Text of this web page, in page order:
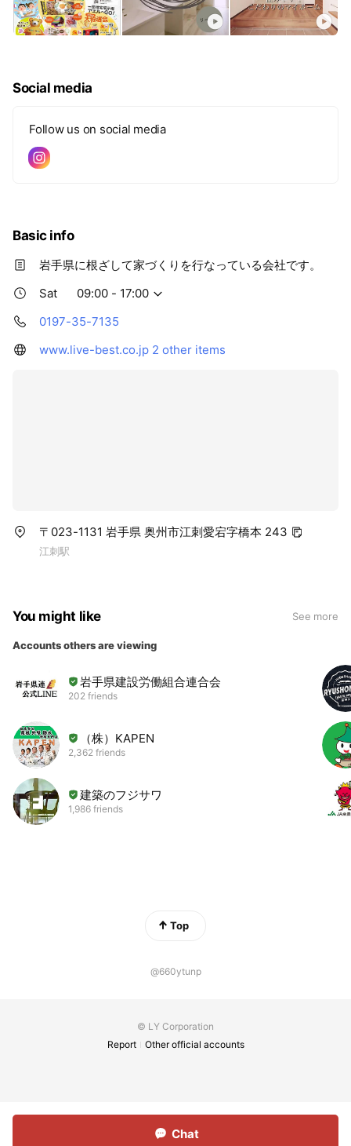
Social media
Follow us on social media
Basic info
岩手県に根ざして家づくりを行なっている会社です。
Sat
09:00 - 17:00
0197-35-7135
www.live-best.co.jp 2 other items
〒023-1131 岩手県 奥州市江刺愛宕字橋本 243
江刺駅
You might like See more
Accounts others are viewing
岩手県建設労働組合連合会
202 friends
（株）KAPEN
2,362 friends
建築のフジサワ
1,986 friends
Top
@660ytunp
© LY Corporation
Report
Other official accounts
Chat